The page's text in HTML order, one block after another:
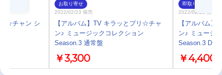
☆チャン シ
お取り寄せ
2022/02/23 発売
【アルバム】TV キラッとプリ☆チャ
ン♪ ミュージックコレクション
Season.3 通常盤
￥3,300
即取り
2022/02/23 発売
【アルバム
ン♪ ミュージ
Season.3 DX
￥4,400